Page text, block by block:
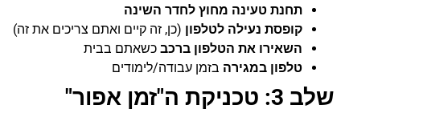
תחנת טעינה מחוץ לחדר השינה
קופסת נעילה לטלפון (כן, זה קיים ואתם צריכים את זה)
השאירו את הטלפון ברכב כשאתם בבית
טלפון במגירה בזמן עבודה/לימודים
שלב 3: טכניקת ה"זמן אפור"